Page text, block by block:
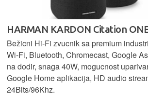
HARMAN KARDON Citation
Bežicni Hi-Fi zvucnik sa premium
Wi-Fi, Bluetooth, Chromecast, Google
na dodir, snaga 40W, mogucnost
Google Home aplikacija, HD audio
24Bits/96Khz.